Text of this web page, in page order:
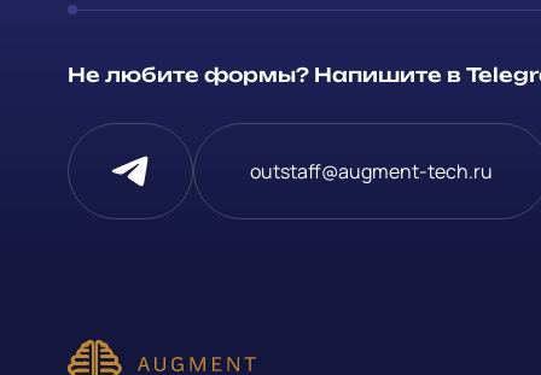
outstaff@augment-tech.ru
Не любите формы? Напишите в
outstaff@augment-tech.ru
Telegram
проект